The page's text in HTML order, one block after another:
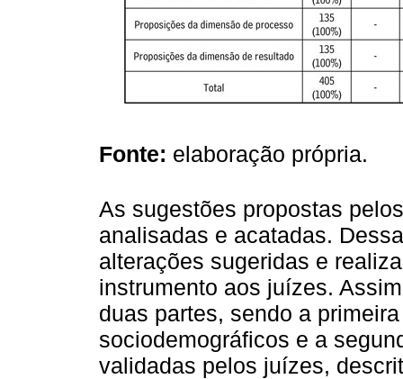
Fonte: elaboração própria.
As sugestões propostas
analisadas e acatadas.
alterações sugeridas e
instrumento aos juízes.
duas partes, sendo a
sociodemográficos e a
validadas pelos juízes,